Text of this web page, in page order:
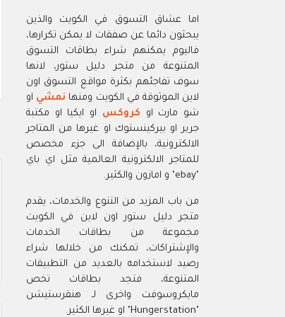
اما عشاق التسوق في الكويت والذين
يبحثون دائما عن صفقات لا يمكن تكرارها،
فاليوم يمكنهم شراء بطاقات التسوق
المتنوعة من متجر دليل ستور، لانها
سوف تفاجئهم بكثرة مواقع التسوق اون
لاين الموثوقة في الكويت ومنها نمشي او
شو مارت او كروكس او ايكيا او مكتبة
جرير او بيركينستوك او غيرها من المتاجر
الالكترونية، بالإضافة الى جزء مخصص
للمتاجر الالكترونية العالمية مثل اي باي
"ebay" و امازون والكثير.
من باب المزيد من التنوع والخدمات، يقدم
متجر دليل ستور اون لاين في الكويت
مجموعة من بطاقات الخدمات
والإشتراكات، تمكنك من خلالها شراء
رصيد لاستخدامه بالعديد من التطبيقات
المتنوعة، فتجد بطاقات تخص
مايكروسوفت واخرى لـ هنقرستيشن
"Hungerstation" او غيرها الكثير.